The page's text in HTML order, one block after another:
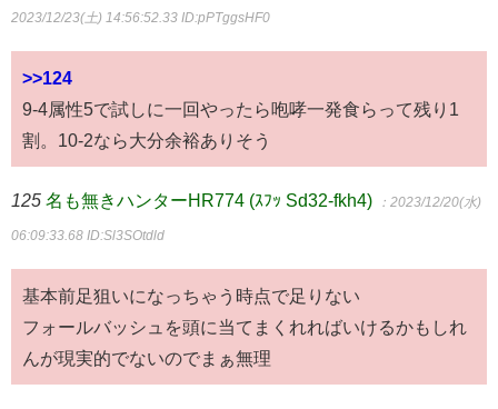
2023/12/23(土) 14:56:52.33 ID:pPTggsHF0
>>124
9-4属性5で試しに一回やったら咆哮一発食らって残り1
割。10-2なら大分余裕ありそう
125 名も無きハンターHR774 (ｽﾌｯ Sd32-fkh4) ：2023/12/20(水)
06:09:33.68 ID:Sl3SOtdld
基本前足狙いになっちゃう時点で足りない
フォールバッシュを頭に当てまくれればいけるかもしれ
んが現実的でないのでまぁ無理